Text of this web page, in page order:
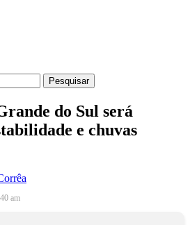
do Sul será
e chuvas
am